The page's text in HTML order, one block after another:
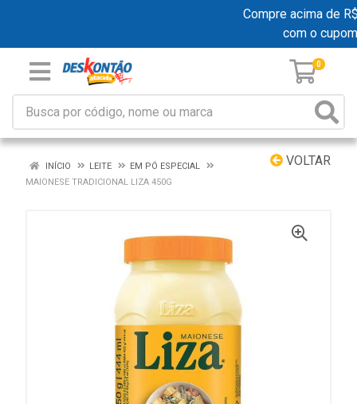
Compre acima de
com o cupom
0
VOLTAR
INÍCIO LEITE
EM PÓ ESPECIAL
MAIONESE TRADICIONAL LIZA 450G